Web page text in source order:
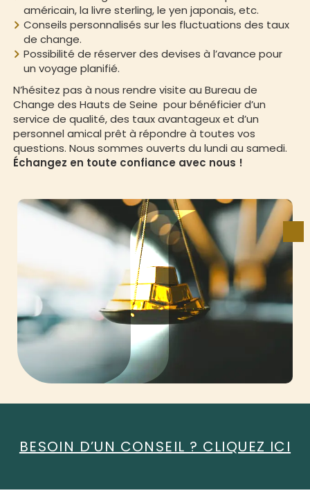
américain, la livre sterling, le yen japonais, etc.
Conseils personnalisés sur les fluctuations des taux
de change.
Possibilité de réserver des devises à l’avance pour
un voyage planifié.
N’hésitez pas à nous rendre visite au Bureau de
Change des Hauts de Seine pour bénéficier d’un
service de qualité, des taux avantageux et d’un
personnel amical prêt à répondre à toutes vos
questions. Nous sommes ouverts du lundi au samedi.
Échangez en toute confiance avec nous !
BESOIN D’UN CONSEIL ? CLIQUEZ ICI